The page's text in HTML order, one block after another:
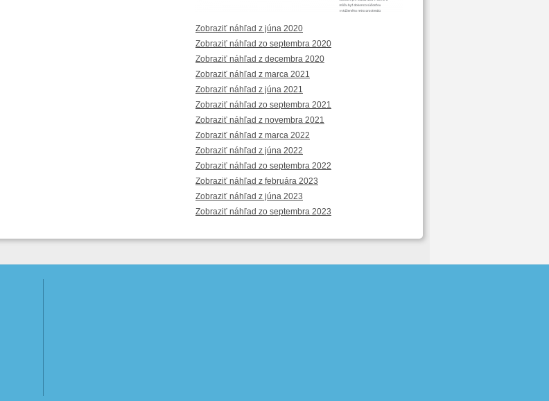
Zobraziť náhľad z júna 2020
Zobraziť náhľad zo septembra 2020
Zobraziť náhľad z decembra 2020
Zobraziť náhľad z marca 2021
Zobraziť náhľad z júna 2021
Zobraziť náhľad zo septembra 2021
Zobraziť náhľad z novembra 2021
Zobraziť náhľad z marca 2022
Zobraziť náhľad z júna 2022
Zobraziť náhľad zo septembra 2022
Zobraziť náhľad z februára 2023
Zobraziť náhľad z júna 2023
Zobraziť náhľad zo septembra 2023